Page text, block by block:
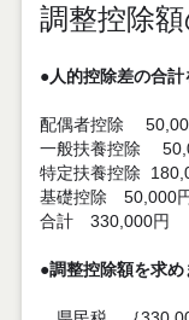
調整控除
●人的控除差の合計
配偶者控除
一般扶養控除
特定扶養控除
基礎控除
合計 330,000円
●調整控除額を求め